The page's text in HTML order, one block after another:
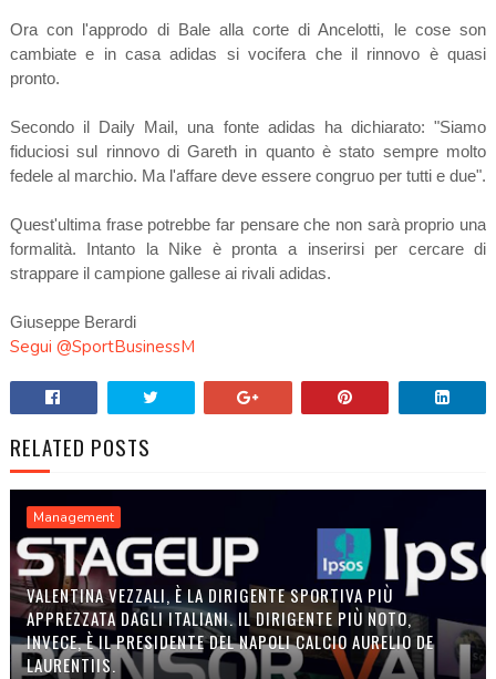
Ora con l'approdo di Bale alla corte di Ancelotti, le cose son
cambiate e in casa adidas si vocifera che il rinnovo è quasi
pronto.
Secondo il Daily Mail, una fonte adidas ha dichiarato: "Siamo
fiduciosi sul rinnovo di Gareth in quanto è stato sempre molto
fedele al marchio. Ma l'affare deve essere congruo per tutti e due".
Quest'ultima frase potrebbe far pensare che non sarà proprio una
formalità. Intanto la Nike è pronta a inserirsi per cercare di
strappare il campione gallese ai rivali adidas.
Giuseppe Berardi
Segui @SportBusinessM
RELATED POSTS
Management
VALENTINA VEZZALI, È LA DIRIGENTE SPORTIVA PIÙ
APPREZZATA DAGLI ITALIANI. IL DIRIGENTE PIÙ NOTO,
INVECE, È IL PRESIDENTE DEL NAPOLI CALCIO AURELIO DE
LAURENTIIS.